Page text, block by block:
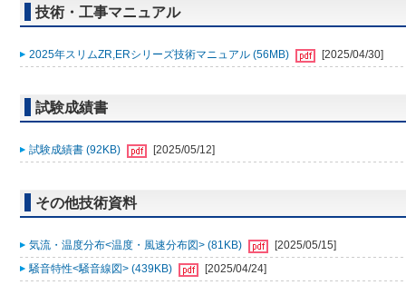
技術・工事マニュアル
2025年スリムZR,ERシリーズ技術マニュアル (56MB) [2025/04/30]
試験成績書
試験成績書 (92KB) [2025/05/12]
その他技術資料
気流・温度分布<温度・風速分布図> (81KB)
[2025/05/15]
騒音特性<騒音線図> (439KB)
[2025/04/24]